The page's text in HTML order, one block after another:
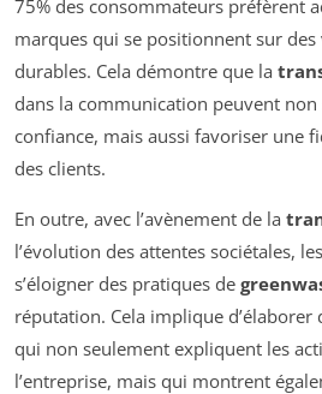
75% des consommateurs préfèrent
marques qui se positionnent sur
durables. Cela démontre que la
dans la communication peuvent
confiance, mais aussi favoriser une
des clients.
En outre, avec l’avènement de la
l’évolution des attentes sociétales,
s’éloigner des pratiques de
réputation. Cela implique d’élaborer
qui non seulement expliquent les
l’entreprise, mais qui montrent